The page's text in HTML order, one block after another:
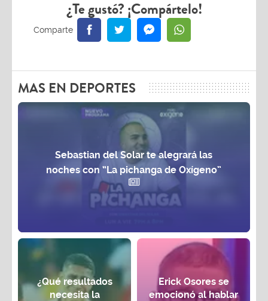
¿Te gustó? ¡Compártelo!
MAS EN DEPORTES
Sebastian del Solar te alegrará las
noches con “La pichanga de Oxígeno”
¿Qué resultados
necesita la
Erick Osores se
emocionó al hablar